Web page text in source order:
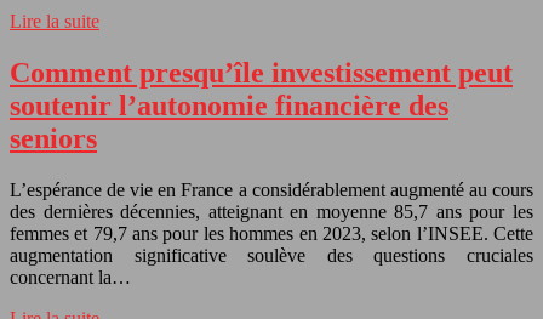
Lire la suite
Comment presqu’île investissement peut
soutenir l’autonomie financière des
seniors
L’espérance de vie en France a considérablement augmenté au cours
des dernières décennies, atteignant en moyenne 85,7 ans pour les
femmes et 79,7 ans pour les hommes en 2023, selon l’INSEE. Cette
augmentation significative soulève des questions cruciales
concernant la…